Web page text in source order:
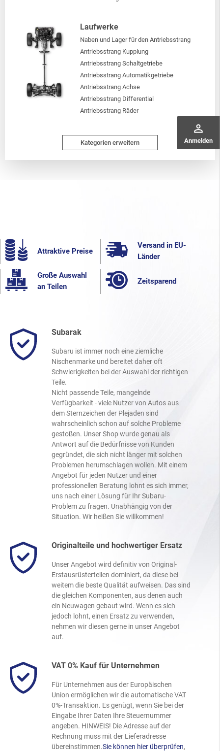
perm_identity
Anmelden
Laufwerke
Naben und Lager für den Antriebsstrang
Antriebsstrang Kupplung
Antriebsstrang Schaltgetriebe
Antriebsstrang Automatikgetriebe
Antriebsstrang Achse
Antriebsstrang Differential
Antriebsstrang Räder
Kategorien erweitern
Attraktive Preise
Versand in EU-
Länder
Große Auswahl
an Teilen
Zeitsparend
Subarak
Subaru ist immer noch eine ziemliche
Nischenmarke und bereitet daher oft
Schwierigkeiten bei der Auswahl der richtigen
Teile.
Nicht passende Teile, mangelnde
Verfügbarkeit - viele Nutzer von Autos aus
dem Sternzeichen der Plejaden sind
wahrscheinlich schon auf solche Probleme
gestoßen. Unser Shop wurde genau als
Antwort auf die Bedürfnisse von Kunden
gegründet, die sich nicht länger mit solchen
Problemen herumschlagen wollen. Mit einem
Angebot für jeden Nutzer und einer
professionellen Beratung lohnt es sich immer,
uns nach einer Lösung für Ihr Subaru-
Problem zu fragen. Unabhängig von der
Situation. Wir heißen Sie willkommen!
Originalteile und hochwertiger Ersatz
Unser Angebot wird definitiv von Original-
Erstausrüsterteilen dominiert, da diese bei
weitem die beste Qualität aufweisen. Das sind
die gleichen Komponenten, aus denen auch
ein Neuwagen gebaut wird. Wenn es sich
jedoch lohnt, einen Ersatz zu verwenden,
nehmen wir diesen gerne in unser Angebot
auf.
VAT 0% Kauf für Unternehmen
Für Unternehmen aus der Europäischen
Union ermöglichen wir die automatische VAT
0%-Transaktion. Es genügt, wenn Sie bei der
Eingabe Ihrer Daten Ihre Steuernummer
angeben. HINWEIS! Die Adresse auf der
Rechnung muss mit der Lieferadresse
übereinstimmen.Sie können hier überprüfen,